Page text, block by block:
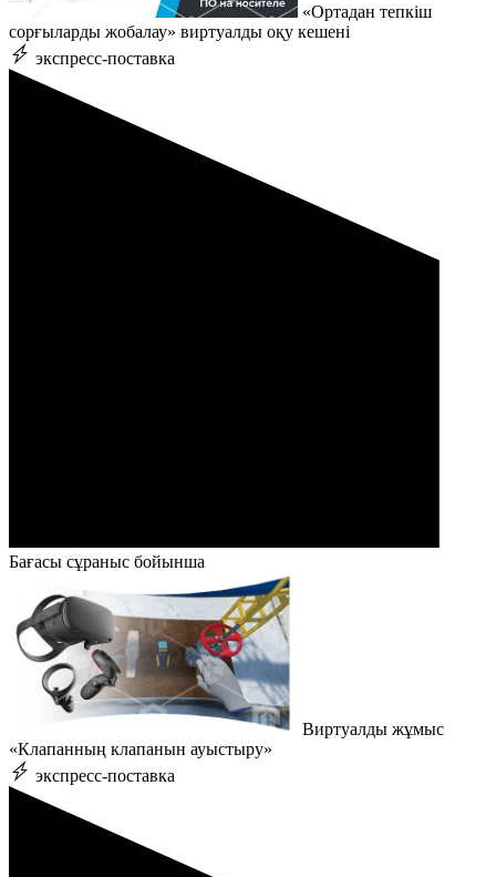
«Ортадан тепкіш
сорғыларды жобалау» виртуалды оқу кешені
экспресс-поставка
Бағасы сұраныс бойынша
Виртуалды жұмыс
«Клапанның клапанын ауыстыру»
экспресс-поставка